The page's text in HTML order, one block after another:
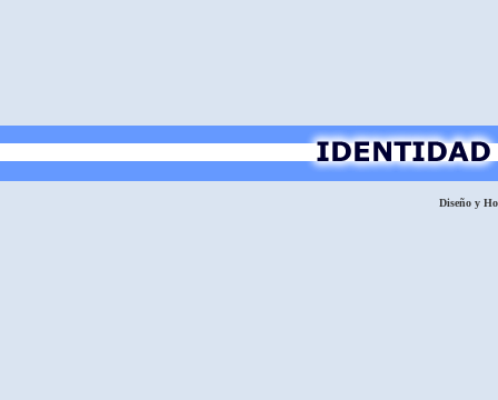
Diseño y